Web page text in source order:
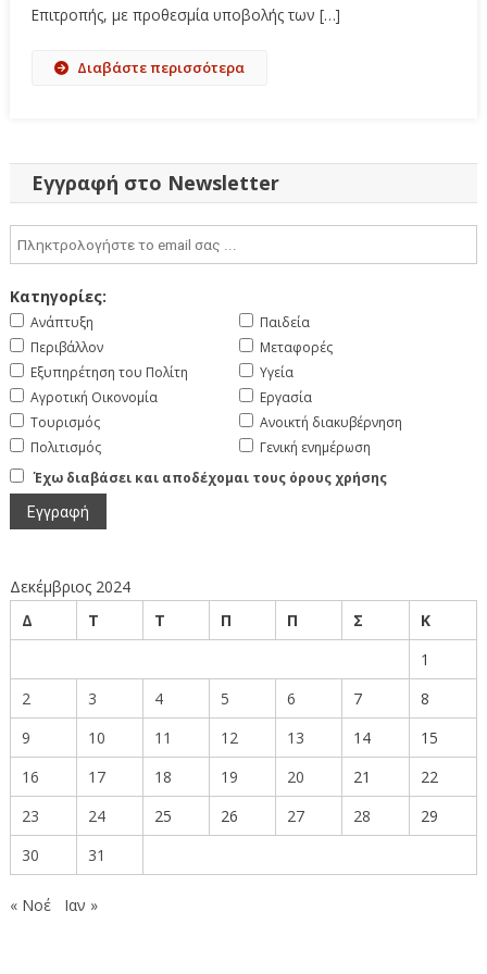
Επιτροπής, με προθεσμία υποβολής των […]
Διαβάστε περισσότερα
Εγγραφή στο Newsletter
Κατηγορίες:
Ανάπτυξη
Περιβάλλον
Εξυπηρέτηση του Πολίτη
Αγροτική Οικονομία
Τουρισμός
Πολιτισμός
Παιδεία
Μεταφορές
Υγεία
Εργασία
Ανοικτή διακυβέρνηση
Γενική ενημέρωση
Έχω διαβάσει και αποδέχομαι τους όρους χρήσης
Δεκέμβριος 2024
Δ
Τ Τ Π Π Σ
Κ
1
2
3 4 5 6 7
8
9
10 11 12 13 14
15
16
17 18 19 20 21
22
23
24 25 26 27 28
29
30
31
« Νοέ Ιαν »